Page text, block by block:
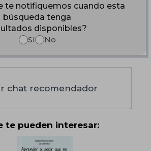
te notifiquemos cuando esta
búsqueda tenga
disponibles?
Sí
No
chat recomendador
te pueden interesar: